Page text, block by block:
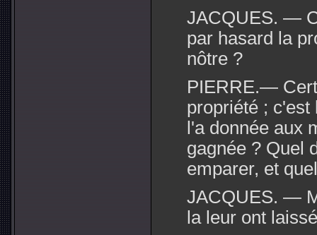
JACQUES. —
par hasard la
nôtre ?
PIERRE.—
propriété ; c'est
l'a donnée aux
gagnée ? Quel
emparer, et
JACQUES. —
la leur ont